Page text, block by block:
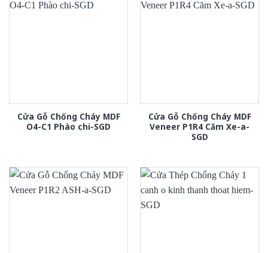
Cửa Gỗ Chống Cháy MDF
O4-C1 Phào chi-SGD
Cửa Gỗ Chống Cháy MDF
Veneer P1R4 Căm Xe-a-
SGD